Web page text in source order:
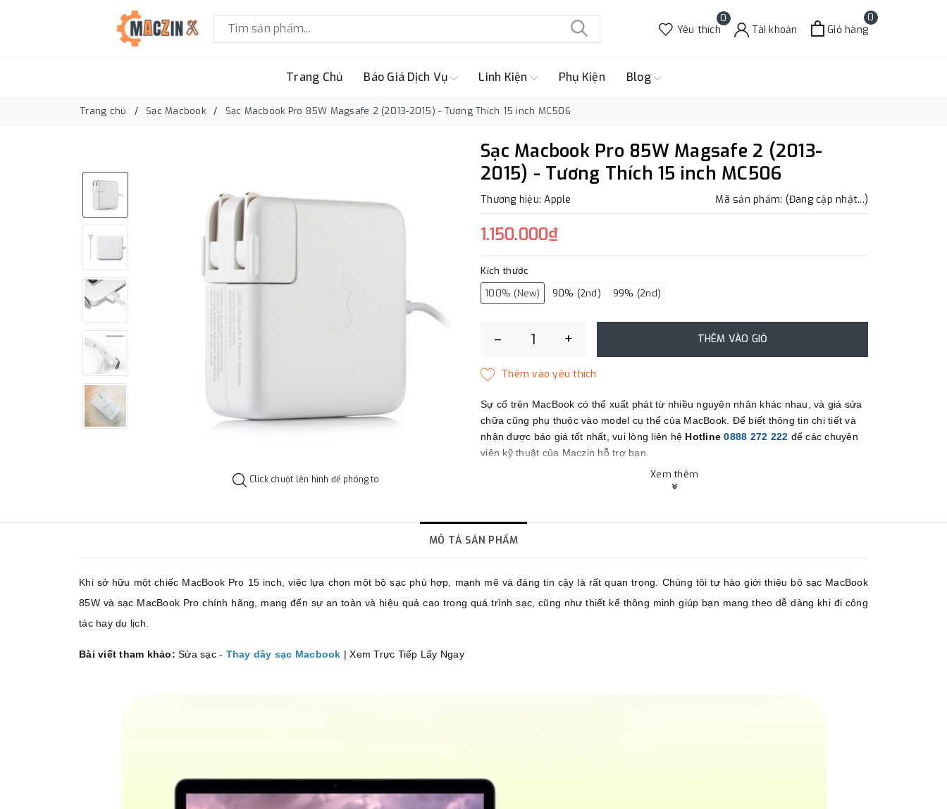
0
Yêu thích Tài khoản
0
Giỏ hàng
Trang Chủ Báo Giá Dịch Vụ Linh Kiện Phụ Kiện Blog
Trang chủ Sạc Macbook Sạc Macbook Pro 85W Magsafe 2 (2013-2015) - Tương Thích 15 inch MC506
Click chuột lên hình để phóng to
Sạc Macbook Pro 85W Magsafe 2 (2013-
2015) - Tương Thích 15 inch MC506
Thương hiệu: Apple Mã sản phẩm: (Đang cập nhật...)
1.150.000₫
Kích thước
100% (New)
90% (2nd) 99% (2nd)
– + THÊM VÀO GIỎ
Sự cố trên MacBook có thể xuất phát từ nhiều nguyên nhân khác nhau, và giá sửa
chữa cũng phụ thuộc vào model cụ thể của MacBook. Để biết thông tin chi tiết và
nhận được báo giá tốt nhất, vui lòng liên hệ Hotline 0888 272 222 để các chuyên
viên kỹ thuật của Maczin hỗ trợ bạn.
Xem thêm
MÔ TẢ SẢN PHẨM
Khi sở hữu một chiếc MacBook Pro 15 inch, việc lựa chọn một bộ sạc phù hợp, mạnh mẽ và đáng tin cậy là rất quan trọng. Chúng tôi tự hào giới thiệu bộ sạc MacBook
85W và sạc MacBook Pro chính hãng, mang đến sự an toàn và hiệu quả cao trong quá trình sạc, cũng như thiết kế thông minh giúp bạn mang theo dễ dàng khi đi công
tác hay du lịch.
Bài viết tham khảo: Sửa sạc - Thay dây sạc Macbook | Xem Trực Tiếp Lấy Ngay